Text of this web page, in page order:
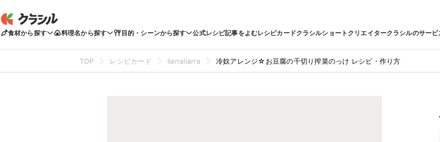
食材から探す 料理名から探す 目的・シーンから探す 公式レシピ記事をよむレシピカードクラシルショートクリエイタークラシルのサービ
TOP レシピカード liarraliarra 冷奴アレンジ☆お豆腐の千切り搾菜のっけ レシピ・作り方